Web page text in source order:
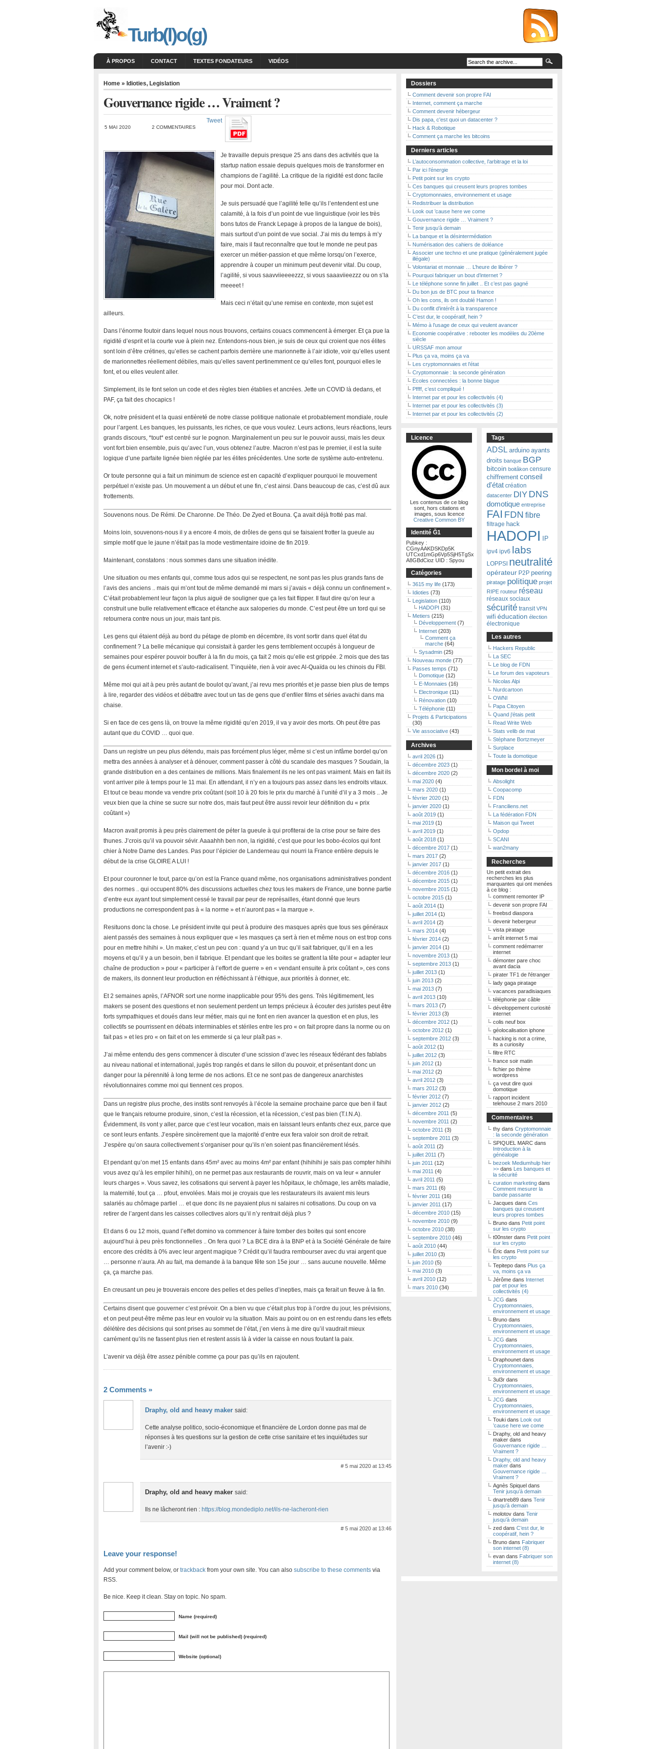
Turb(l)o(g)
À PROPOS CONTACT TEXTES FONDATEURS VIDÉOS
Home » Idioties, Legislation
Gouvernance rigide … Vraiment ?
5 MAI 2020 2 COMMENTAIRES
Tweet
Je travaille depuis presque 25 ans dans des activités que la
startup nation essaie depuis quelques mois de transformer en
champions de l’agilité. La critique de la rigidité est donc facile
pour moi. Dont acte.
Je suis persuadé que l’agilité telle qu’ils l’entendent est une
calamité, à la fois d’un point de vue linguistique (voir les très
bons tutos de Franck Lepage à propos de la langue de bois),
mais surtout d’un point de vue social. J’ai mis du temps à m’y
faire, mais il faut reconnaître que tout le monde ne peut pas
exercer un métier-passion et que même lorsqu’on l’exerce,
apprendre à couper un minimum peut devenir vital. Du coup,
l’agilité, si vous saavviieeeezzz, si vous saaaviieezzz ou on s’la
meeeet !
Mais ceci n’était qu’une remise en contexte, mon sujet est
ailleurs.
Dans l’énorme foutoir dans lequel nous nous trouvons, certains couacs commencent à émerger. Et ça pue la
rigidité d’esprit et la courte vue à plein nez. Entendons-nous bien, je suis de ceux qui croient que nos élites
sont loin d’être crétines, qu’elles se cachent parfois derrière une marionnette à l’air idiote, voir qu’elles usent
de marionnettes réellement débiles, mais qu’elles savent pertinemment ce qu’elles font, pourquoi elles le
font, et ou elles veulent aller.
Simplement, ils le font selon un code et des règles bien établies et ancrées. Jette un COVID là dedans, et
PAF, ça fait des chocapics !
Ok, notre président et la quasi entièreté de notre classe politique nationale et probablement mondiale, roule
pour l’argent. Les banques, les puissants, les riches, ce que vous voulez. Leurs actions, leurs réactions, leurs
grands discours, *tout* est centré sur le pognon. Marginalement un peu sur le pouvoir aussi, mais les deux
vont fort bien ensemble, puis qu’avec l’un, vous obtenez l’autre. Macron n’est pas le premier, il est la suite
logique d’une parfaite lignée bien réglée par les élites précédentes. Une sorte de système auto-entretenu.
Or toute personne qui a fait un minimum de science est en capacité d’expliquer pourquoi le mouvement
perpétuel n’existe pas. Un mouvement a un début et une fin, c’est ainsi. Dans beaucoup de cas, c’est dû aux
frottements.
Souvenons nous. De Rémi. De Charonne. De Théo. De Zyed et Bouna. Ça avait déjà frotté pas mal.
Moins loin, souvenons-nous il y a encore 4 mois, de drôles de gens qui se faisaient frotter la gueule au
simple motif que le jaune n’était pas la mode vestimentaire idoine de fin 2019.
Maintenant, constatons : nous sommes dans une situation inédite.
Une situation ou mes enfants qui, comme tous ados qui se respectent, ne sont pas les plus grands fans de
l’avis des anciens .. mais qui m’ont tout de même demandé mi mars si j’avais « déjà connu un confinement ».
C’était probablement leur façon la plus aiguë de souligner que ça les fait flipper. Il faut dire qu’on leur a
construit une bulle relativement efficace et étanche aux saloperies du monde. C’est peut être un tord qui se
retournera contre nous un jour, mais tant pis.
Les gens qui étaient déjà au bord du pétage de plomb en décembre, ils vont sortir dans quel état du
confinement ? La belle mécanique qui consistait à garder les gens terriblement occupés à longueur de
semaines pour espérer pouvoir bouffer à la fin du mois, ça fait 2 mois qu’elle est grippée. 2 mois que des tas
de gens écument internet et s’auto-radicalisent. T’inquiète, rien à voir avec Al-Quaïda ou les chinois du FBI.
Même moi qui ait à peu près autant de boulot qu’avant, j’ai revu mes priorités et je passe bien plus de temps
à lire, regarder des vidéos et débattre avec tout un tas de gens que d’enfiler films et séries avachi dans ma
chaise.
Si en face de ces gens là, on trouve la même rigidité qu’en 2019, il va y avoir des morts. Oh peut être pas
autant que du COVID … quoi que.
Dans un registre un peu plus détendu, mais pas forcément plus léger, même si c’est un infâme bordel qu’on
mettra des années à analyser et à dénouer, comment passer à côté du scandale des masques ? Soudain, la
grande distribution en a des centaines de millions. Mais finalement ils ne les ont pas vraiment. Mais en fait ils
vont arriver pile à temps pour le 11 mai. En attendant, il n’y en a toujours pas assez dans les endroits vitaux.
Et tout ce beau monde va vendre prix coûtant (soit 10 à 20 fois le prix du marché à l’unité d’il y a 3 mois .. Je
veux bien que la chine se sucre sur notre dos, mais faut peut être aussi revoir leur définition du « prix
coûtant »)
Macron avait promis à peu près clairement de péter la gueule à qui profiterai de la crise pour se faire des
thunes. J’crois qu’il va pouvoir sévir. Aaaahhh ben non, la rigidité, c’est que pour les bobo-écolos qui font
chier à Notre Dame des Landes. Pas pour l’épicier de Landerneau qui nourri la France entière depuis le
début de la crise GLOIRE A LUI !
Et pour couronner le tout, parce qu’on est la France quand même, nos organisations administratives pondent
des normes .. qui occupent 80% des discussions actuelles chez tous les makers de France, une bonne partie
d’entre eux ayant tout simplement cessé le travail par peur de représailles, étant donné que leurs
productions ne correspondent pas à « la norme » et n’auront pas « la marque ».
Resituons donc la chose. Le président invite qui peut à produire des masques après que tous ses généraux
aient passés des semaines à nous expliquer que « les masques ça sert à rien et même nous on est trop cons
pour en mettre hihihi ». Un maker, c’est un peu con : quand y’a un truc qu’il sait fabriquer, qu’il en a les
moyens et qu’il y a un besoin, ben il fabrique. Et pendant que les boites se grattent la tête pour « adapter leur
chaîne de production » pour « participer à l’effort de guerre » en « vendant ensuite à prix coûtant », ces cons
de makers, ils donnent leur production en réfléchissant à l’éthique, aux priorités à donner, etc.
Et 2 semaines après, l’AFNOR sort une norme inapplicable pour 95% des gens. Très légitimement, les
makers se posent des questions et non seulement perdent un temps précieux à écouter des juristes peut être
forts sympathiques et doués dans leur métier, mais qui ne font en rien avancer la question et en plus, les
collectifs se pourrissent en débats interminables et stériles entre les pro « on fait propre dans la norme ou on
fait pas » et les pro « on fait et on les emmerde si ça leur plaît pas ».
J’ai même entendu des gens commencer à discuter d’une scission d’avec les réseaux fédérant des fablabs
au niveau national et international, jugés trop rangés et dans le sillon du pouvoir, et présentant donc un
danger pour la pérennité à long terme de nos actions. Et ce ne sont pas de dangereux anarchistes
révolutionnaires comme moi qui tiennent ces propos.
Dans un registre plus proche, des instits sont renvoyés à l’école la semaine prochaine parce que ben il faut
que le français retourne produire, sinon, c’est la récession, et la récession, c’est pas bien (T.I.N.A).
Évidemment, ils vont y aller, parce que c’est leur vocation, mais en laissant leurs enfants chez eux, parce que
ce sont leurs enfants. J’espère sincèrement que la majorité d’entre eux fera valoir son droit de retrait.
J’espère qu’on saura collectivement s’organiser pour qu’ils n’en soient pas financièrement lésés.
Et pendant qu’on met 15 enfants dans 45m² avec au moins 4m² par enfant (hihihihi je sais pas compter hihihi
vous avez qu’à les empiler hihihi), on ne permet pas aux restaurants de rouvrir, mais on va leur « annuler
leurs charges ». Vous savez, les cotisations qui servent à payer les hôpitaux, le chômage, les arrêts maladie,
la maternité, tout ça … pfout, envolées. Mais moi je croyais que les restaurateurs ils avaient mis leurs
salariés au chômage partiel … et que donc ils ne payaient plus ni salaires ni cotisations. Du coup on va
retirer de l’argent dans les caisses collectives alors qu’il n’y rentrait déjà plus ?
Et dans 6 ou 12 mois, quand l’effet domino va commencer à faire tomber des boites qui sont encore
aujourd’hui à peu près fonctionnelles .. On fera quoi ? La BCE dira à la BNP et à la Société Générale de faire
encore des crédits à 0% avec leur argent magique ? Crédit qu’il faudra rembourser avec du vrai argent que
… personne n’aura. Ah au fait, ma demande à la banque fête son 15e jour … sans aucune nouvelle. Même
ça, ça marche pas.
En creusant un peu je trouverais encore des pelles et des pelles d’inepties, mais ça ferait un fleuve à la fin.
Certains disent que gouverner c’est prévoir. On a bien vu que c’était plus trop à l’ordre du jour, les prévisions,
et on peut peut-être même pas leur en vouloir vu la situation. Mais au point ou on en est rendu dans les effets
délétère des décisions qui sont prises au sommet de l’état, j’en viens à me dire qu’il vaudrait mieux
carrément qu’ils ne fassent plus rien et restent assis là à vider la caisse en nous foutant la paix.
L’avenir va déjà être assez pénible comme ça pour pas qu’ils en rajoutent.
2 Comments »
Draphy, old and heavy maker said:
Cette analyse politico, socio-économique et financière de Lordon donne pas mal de
réponses à tes questions sur la gestion de cette crise sanitaire et tes inquiétudes sur
l’avenir :-)
# 5 mai 2020 at 13:45
Draphy, old and heavy maker said:
Ils ne lâcheront rien : https://blog.mondediplo.net/ils-ne-lacheront-rien
# 5 mai 2020 at 13:46
Leave your response!
Add your comment below, or trackback from your own site. You can also subscribe to these comments via
RSS.
Be nice. Keep it clean. Stay on topic. No spam.
Name (required)
Mail (will not be published) (required)
Website (optional)
Dossiers
Comment devenir son propre FAI
Internet, comment ça marche
Comment devenir hébergeur
Dis papa, c'est quoi un datacenter ?
Hack & Robotique
Comment ça marche les bitcoins
Derniers articles
L’autoconsommation collective, l’arbitrage et la loi
Par ici l’énergie
Petit point sur les crypto
Ces banques qui creusent leurs propres tombes
Cryptomonnaies, environnement et usage
Redistribuer la distribution
Look out ’cause here we come
Gouvernance rigide … Vraiment ?
Tenir jusqu’à demain
La banque et la désintermédiation
Numérisation des cahiers de doléance
Associer une techno et une pratique (généralement jugée
illégale)
Volontariat et monnaie … L’heure de libérer ?
Pourquoi fabriquer un bout d’internet ?
Le téléphone sonne fin juillet .. Et c’est pas gagné
Du bon jus de BTC pour ta finance
Oh les cons, ils ont doublé Hamon !
Du conflit d’intérêt à la transparence
C’est dur, le coopératif, hein ?
Mémo à l’usage de ceux qui veulent avancer
Economie coopérative : rebooter les modèles du 20ème
siècle
URSSAF mon amour
Plus ça va, moins ça va
Les cryptomonnaies et l’état
Cryptomonnaie : la seconde génération
Ecoles connectées : la bonne blague
Pffff, c’est compliqué !
Internet par et pour les collectivités (4)
Internet par et pour les collectivités (3)
Internet par et pour les collectivités (2)
Licence
Les contenus de ce blog
sont, hors citations et
images, sous licence
Creative Common BY
Identité Ğ1
Pubkey :
CGnyAAKDSKDp5K
UTCxd1mGp6Vp5SjH5TgSx
A8GBdCioz UID : Spyou
Catégories
3615 my life (173)
Idioties (73)
Legislation (110)
HADOPI (31)
Metiers (215)
Développement (7)
Internet (203)
Comment ça
marche (64)
Sysadmin (25)
Nouveau monde (77)
Passes temps (71)
Domotique (12)
E-Monnaies (16)
Electronique (11)
Rénovation (10)
Téléphonie (11)
Projets & Participations
(30)
Vie associative (43)
Archives
avril 2026 (1)
décembre 2023 (1)
décembre 2020 (2)
mai 2020 (4)
mars 2020 (1)
février 2020 (1)
janvier 2020 (1)
août 2019 (1)
mai 2019 (1)
avril 2019 (1)
août 2018 (1)
décembre 2017 (1)
mars 2017 (2)
janvier 2017 (1)
décembre 2016 (1)
décembre 2015 (1)
novembre 2015 (1)
octobre 2015 (1)
août 2014 (1)
juillet 2014 (1)
avril 2014 (2)
mars 2014 (4)
février 2014 (2)
janvier 2014 (1)
novembre 2013 (1)
septembre 2013 (1)
juillet 2013 (1)
juin 2013 (2)
mai 2013 (7)
avril 2013 (10)
mars 2013 (7)
février 2013 (3)
décembre 2012 (1)
octobre 2012 (1)
septembre 2012 (3)
août 2012 (1)
juillet 2012 (3)
juin 2012 (1)
mai 2012 (2)
avril 2012 (3)
mars 2012 (3)
février 2012 (7)
janvier 2012 (2)
décembre 2011 (5)
novembre 2011 (2)
octobre 2011 (3)
septembre 2011 (3)
août 2011 (2)
juillet 2011 (7)
juin 2011 (12)
mai 2011 (4)
avril 2011 (5)
mars 2011 (6)
février 2011 (16)
janvier 2011 (17)
décembre 2010 (15)
novembre 2010 (9)
octobre 2010 (38)
septembre 2010 (46)
août 2010 (44)
juillet 2010 (3)
juin 2010 (5)
mai 2010 (3)
avril 2010 (12)
mars 2010 (34)
Tags
ADSL arduino ayants
droits banque BGP
bitcoin boitâkon censure
chiffrement conseil
d'état création
datacenter DIY DNS
domotique entreprise
FAI FDN fibre
filtrage hack
HADOPI
IP
ipv4 ipv6 labs
LOPPSI neutralité
opérateur P2P peering
piratage politique projet
RIPE routeur réseau
réseaux sociaux
sécurité transit VPN
wifi éducation élection
électronique
Les autres
Hackers Republic
La SEC
Le blog de FDN
Le forum des vapoteurs
Nicolas Alpi
Nurdcartoon
OWNI
Papa Citoyen
Quand j'étais petit
Read Write Web
Stats velib de mat
Stéphane Bortzmeyer
Surplace
Toute la domotique
Mon bordel à moi
Absolight
Coopacomp
FDN
Franciliens.net
La fédération FDN
Maison qui Tweet
Opdop
SCANI
wan2many
Recherches
Un petit extrait des
recherches les plus
marquantes qui ont menées
à ce blog :
comment remonter IP
devenir son propre FAI
freebsd diaspora
devenir hebergeur
vista piratage
arrêt internet 5 mai
comment redémarrer
internet
démonter pare choc
avant dacia
pirater TF1 de l'étranger
lady gaga piratage
vacances paradisiaques
téléphonie par câble
développement curiosité
internet
colis neuf box
géolocalisation iphone
hacking is not a crime,
its a curiosity
filtre RTC
france soir matin
fichier po thème
wordpress
ça veut dire quoi
domotique
rapport incident
telehouse 2 mars 2010
Commentaires
thy dans Cryptomonnaie
: la seconde génération
SPIQUEL MARC dans
Introduction à la
généalogie
bezoek Mediumhulp hier
>> dans Les banques et
la sécurité
curation marketing dans
Comment mesurer la
bande passante
Jacques dans Ces
banques qui creusent
leurs propres tombes
Bruno dans Petit point
sur les crypto
t00nster dans Petit point
sur les crypto
Éric dans Petit point sur
les crypto
Tepitepo dans Plus ça
va, moins ça va
Jérôme dans Internet
par et pour les
collectivités (4)
JCG dans
Cryptomonnaies,
environnement et usage
Bruno dans
Cryptomonnaies,
environnement et usage
JCG dans
Cryptomonnaies,
environnement et usage
Draphounet dans
Cryptomonnaies,
environnement et usage
3ul3r dans
Cryptomonnaies,
environnement et usage
JCG dans
Cryptomonnaies,
environnement et usage
Touki dans Look out
’cause here we come
Draphy, old and heavy
maker dans
Gouvernance rigide …
Vraiment ?
Draphy, old and heavy
maker dans
Gouvernance rigide …
Vraiment ?
Agnès Spiquel dans
Tenir jusqu’à demain
dnartreb89 dans Tenir
jusqu’à demain
molotov dans Tenir
jusqu’à demain
zed dans C’est dur, le
coopératif, hein ?
Bruno dans Fabriquer
son internet (8)
evan dans Fabriquer son
internet (8)